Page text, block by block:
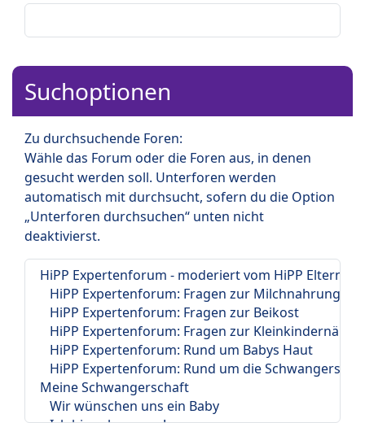
Suchoptionen
Zu durchsuchende Foren:
Wähle das Forum oder die Foren aus, in denen
gesucht werden soll. Unterforen werden
automatisch mit durchsucht, sofern du die Option
„Unterforen durchsuchen“ unten nicht
deaktivierst.